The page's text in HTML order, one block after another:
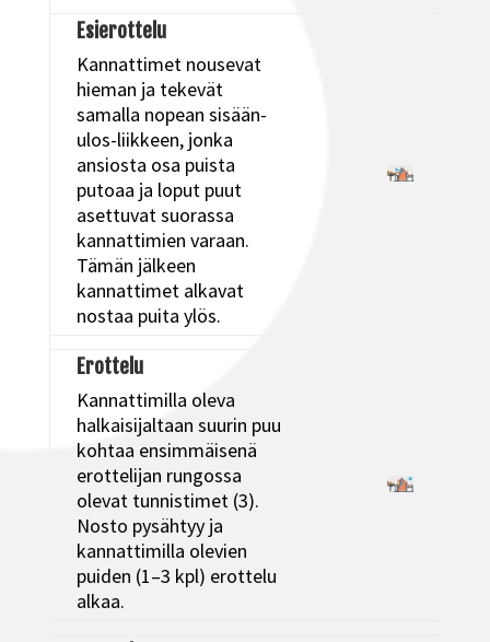
Esierottelu
Kannattimet nousevat
hieman ja tekevät
samalla nopean sisään-
ulos-liikkeen, jonka
ansiosta osa puista
putoaa ja loput puut
asettuvat suorassa
kannattimien varaan.
Tämän jälkeen
kannattimet alkavat
nostaa puita ylös.
Erottelu
Kannattimilla oleva
halkaisijaltaan suurin puu
kohtaa ensimmäisenä
erottelijan rungossa
olevat tunnistimet (3).
Nosto pysähtyy ja
kannattimilla olevien
puiden (1–3 kpl) erottelu
alkaa.